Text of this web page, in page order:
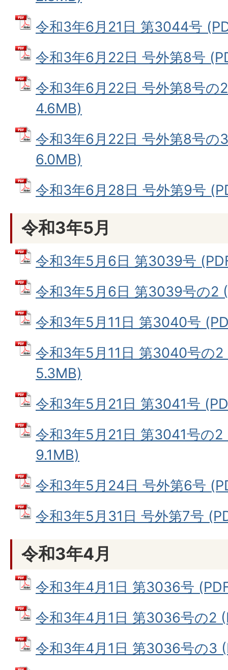
令和3年6月21日 第3044号
令和3年6月22日 号外第8号
令和3年6月22日 号外第8号の
4.6MB)
令和3年6月22日 号外第8号の
6.0MB)
令和3年6月28日 号外第9号
令和3年5月
令和3年5月6日 第3039号
令和3年5月6日 第3039号の2
令和3年5月11日 第3040号
令和3年5月11日 第3040号の
5.3MB)
令和3年5月21日 第3041号
令和3年5月21日 第3041号の2
9.1MB)
令和3年5月24日 号外第6号
令和3年5月31日 号外第7号
令和3年4月
令和3年4月1日 第3036号
令和3年4月1日 第3036号の2
令和3年4月1日 第3036号の3